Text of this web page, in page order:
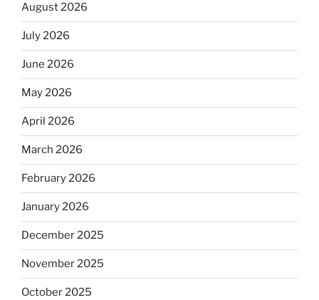
August 2026
July 2026
June 2026
May 2026
April 2026
March 2026
February 2026
January 2026
December 2025
November 2025
October 2025